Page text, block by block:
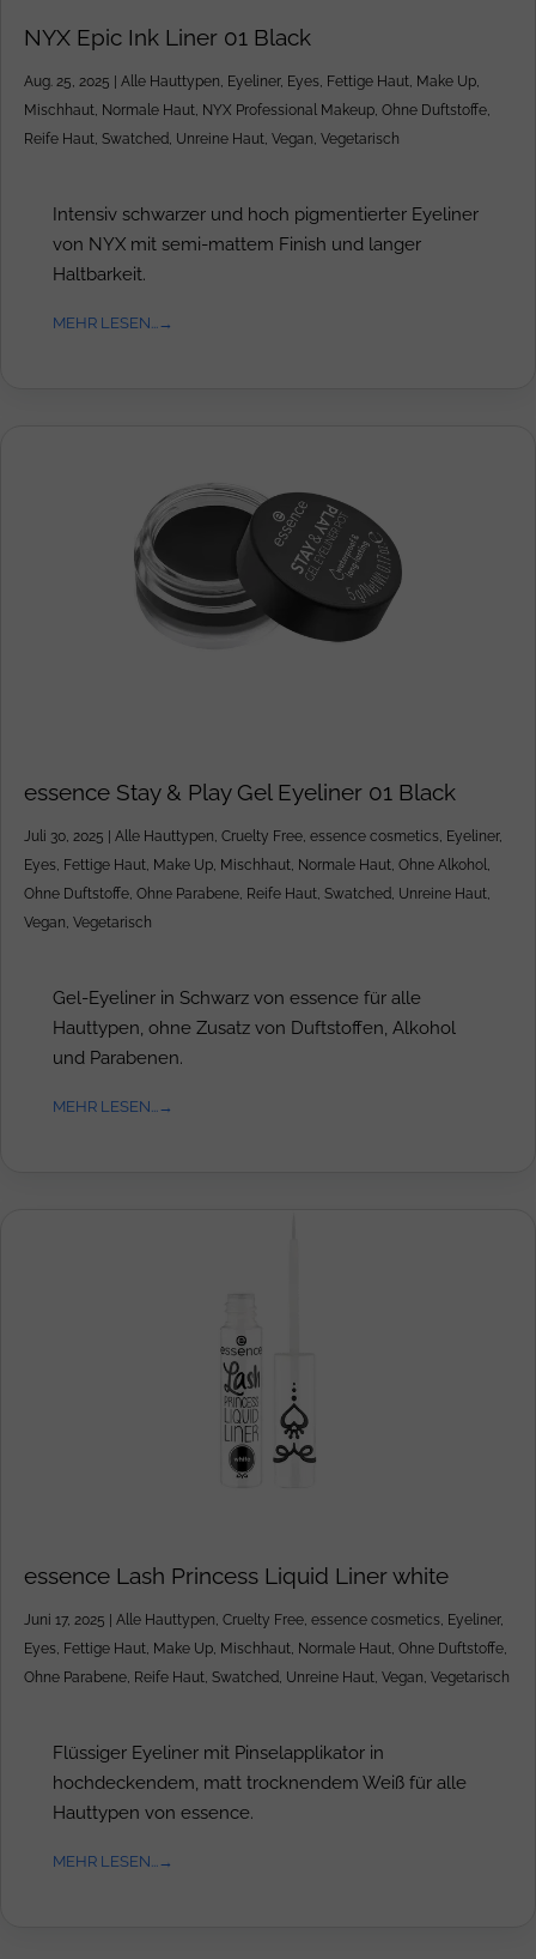
NYX Epic Ink Liner 01 Black
Aug. 25, 2025 | Alle Hauttypen Eyeliner, Eyes Fettige Haut Make Up
Mischhaut Normale Haut NYX Professional Makeup Ohne Duftstoffe
Reife Haut Swatched Unreine Haut Vegan Vegetarisch
Intensiv schwarzer und hoch pigmentierter Eyeliner
von NYX mit semi-mattem Finish und langer
Haltbarkeit.
MEHR LESEN...
essence Stay & Play Gel Eyeliner 01 Black
Juli 30, 2025 Alle Hauttypen, Cruelty Free, essence cosmetics, Eyeliner,
Eyes, Fettige Haut, Make Up, Mischhaut, Normale Haut, Ohne Alkohol,
Ohne Duftstoffe, Ohne Parabene, Reife Haut, Swatched, Unreine Haut,
Vegan, Vegetarisch
Gel-Eyeliner in Schwarz von essence für alle
Hauttypen, ohne Zusatz von Duftstoffen, Alkohol
und Parabenen.
MEHR LESEN...
essence Lash Princess Liquid Liner white
Juni 17, 2025 Alle Hauttypen, Cruelty Free, essence cosmetics, Eyeliner,
Eyes, Fettige Haut, Make Up, Mischhaut, Normale Haut, Ohne Duftstoffe,
Ohne Parabene, Reife Haut, Swatched, Unreine Haut, Vegan, Vegetarisch
Flüssiger Eyeliner mit Pinselapplikator in
hochdeckendem, matt trocknendem Weiß für alle
Hauttypen von essence.
MEHR LESEN...